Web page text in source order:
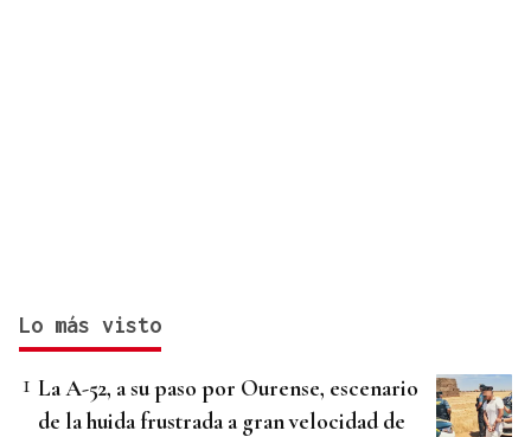
Lo más visto
La A-52, a su paso por Ourense, escenario
de la huida frustrada a gran velocidad de